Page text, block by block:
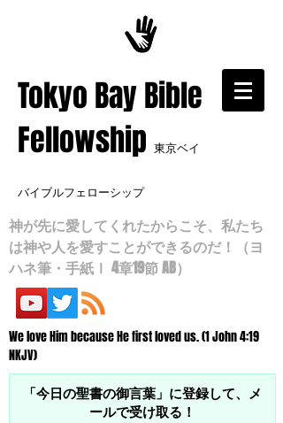
​Tokyo Bay Bible
Fellowship 東京ベイ
バイブルフェローシップ
神が先に愛してくれたからこそ、私たち
は神や人を愛すことができるのだ！（ヨ
ハネ筆・手紙Ⅰ 4章19節 AB）
We love Him because He first loved us. (1 John 4:19
NKJV)
「今日の聖書の御言葉」に登録して、メ
ールで受け取る！